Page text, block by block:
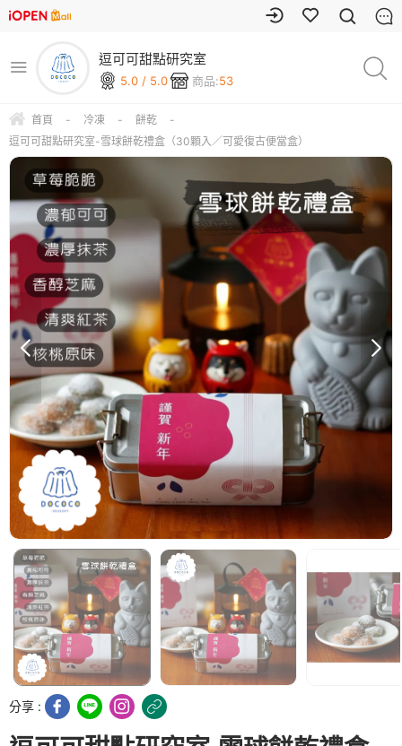
逗可可甜點研究室
5.0 / 5.0 商品:53
首頁 - 冷凍 - 餅乾
-
逗可可甜點研究室-雪球餅乾禮盒（30顆入／可愛復古便當盒）
分享 :